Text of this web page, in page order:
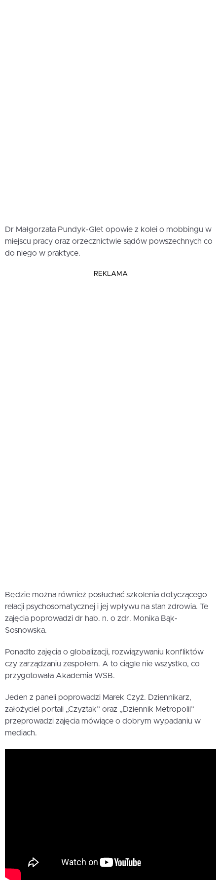
Dr Małgorzata Pundyk-Glet opowie z kolei o mobbingu w
miejscu pracy oraz orzecznictwie sądów powszechnych co
do niego w praktyce.
REKLAMA
Będzie można również posłuchać szkolenia dotyczącego
relacji psychosomatycznej i jej wpływu na stan zdrowia. Te
zajęcia poprowadzi dr hab. n. o zdr. Monika Bąk-
Sosnowska.
Ponadto zajęcia o globalizacji, rozwiązywaniu konfliktów
czy zarządzaniu zespołem. A to ciągle nie wszystko, co
przygotowała Akademia WSB.
Jeden z paneli poprowadzi Marek Czyż. Dziennikarz,
założyciel portali „Czyztak” oraz „Dziennik Metropolii”
przeprowadzi zajęcia mówiące o dobrym wypadaniu w
mediach.